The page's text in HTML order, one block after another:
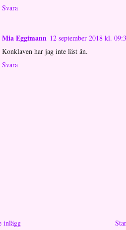
Svara
Mia Eggimann 12 september 2018 kl.
Konklaven har jag inte läst än.
Svara
inlägg